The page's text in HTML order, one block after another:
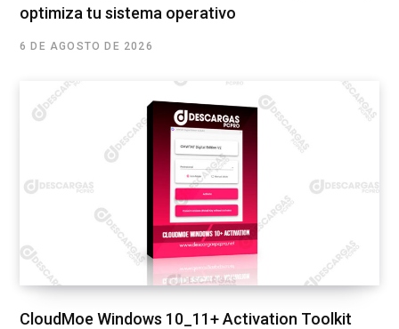
optimiza tu sistema operativo
6 DE AGOSTO DE 2026
CloudMoe Windows 10_11+ Activation Toolkit